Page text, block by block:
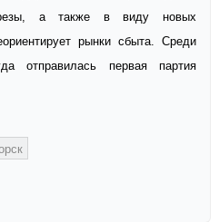
а также в виду новых
рынки сбыта. Среди
отправилась первая партия